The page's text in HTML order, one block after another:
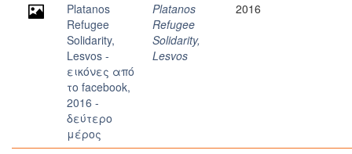
Platanos
Refugee
Solidarity,
Lesvos -
εικόνες από
το facebook,
2016 -
δεύτερο
μέρος
Platanos
Refugee
Solidarity,
Lesvos
2016